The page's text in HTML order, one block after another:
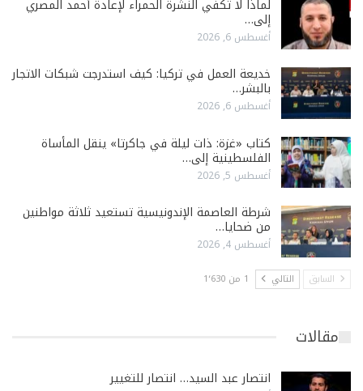
لماذا لا تكفي النشرة الحمراء لإعادة أحمد المصري
إلى…
أغسطس 6, 2026
خديعة العمل في تركيا: كيف استدرجت شبكات الاتجار
بالبشر…
أغسطس 6, 2026
كتاب «غزة: ذات ليلة في جاكرتا» ينقل المأساة
الفلسطينية إلى…
أغسطس 5, 2026
شرطة العاصمة الإندونيسية تستعيد ثلاثة مواطنين
من ضحايا…
أغسطس 4, 2026
السابق التالي 1 من 1٬630
مقالات
انتصار عبد السيد… انتصار للتغيير